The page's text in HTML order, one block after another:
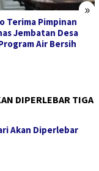
»
Ribu Masyarakat
dalam “War”
Upacara HUT ke-81
DIPERLEBAR TIGA
Akan Diperlebar